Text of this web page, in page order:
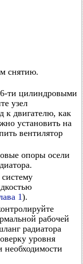
снятию.
ти цилиндровыми
узел
к двигателю, как
установить на
вентилятор
опоры осели
1).
рабочей
радиатора
уровня